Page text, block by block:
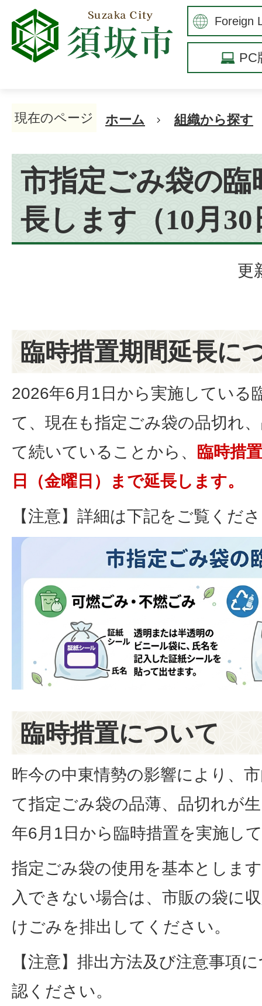
PC
現在のページ ホーム 組織から探す
市指定ごみ袋の臨
長します（10月
更
臨時措置期間延長に
2026年6月1日から実施している
て、現在も指定ごみ袋の品切れ
て続いていることから、
臨時措
日（金曜日）まで延長します。
【注意】詳細は下記をご覧くだ
臨時措置について
昨今の中東情勢の影響により、
て指定ごみ袋の品薄、品切れが
年6月1日から臨時措置を実施し
指定ごみ袋の使用を基本としま
入できない場合は、市販の袋に
けごみを排出してください。
【注意】排出方法及び注意事項
認ください。